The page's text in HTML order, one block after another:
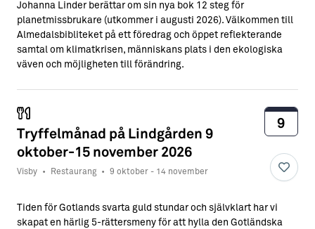
Johanna Linder berättar om sin nya bok 12 steg för
planetmissbrukare (utkommer i augusti 2026). Välkommen till
Almedalsbibliteket på ett föredrag och öppet reflekterande
samtal om klimatkrisen, människans plats i den ekologiska
väven och möjligheten till förändring.
Tryffelmånad på Lindgården 9
oktober-15 november 2026
Visby • Restaurang • 9 oktober - 14 november
Tiden för Gotlands svarta guld stundar och självklart har vi
skapat en härlig 5-rättersmeny för att hylla den Gotländska
9